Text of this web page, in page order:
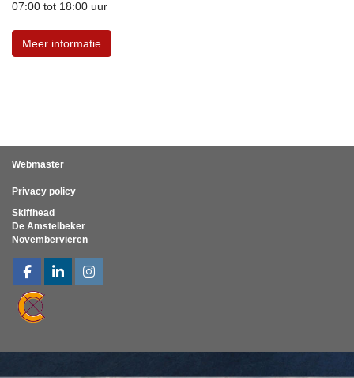
07:00 tot 18:00 uur
Meer informatie
Webmaster
Privacy policy
Skiffhead
De Amstelbeker
Novembervieren